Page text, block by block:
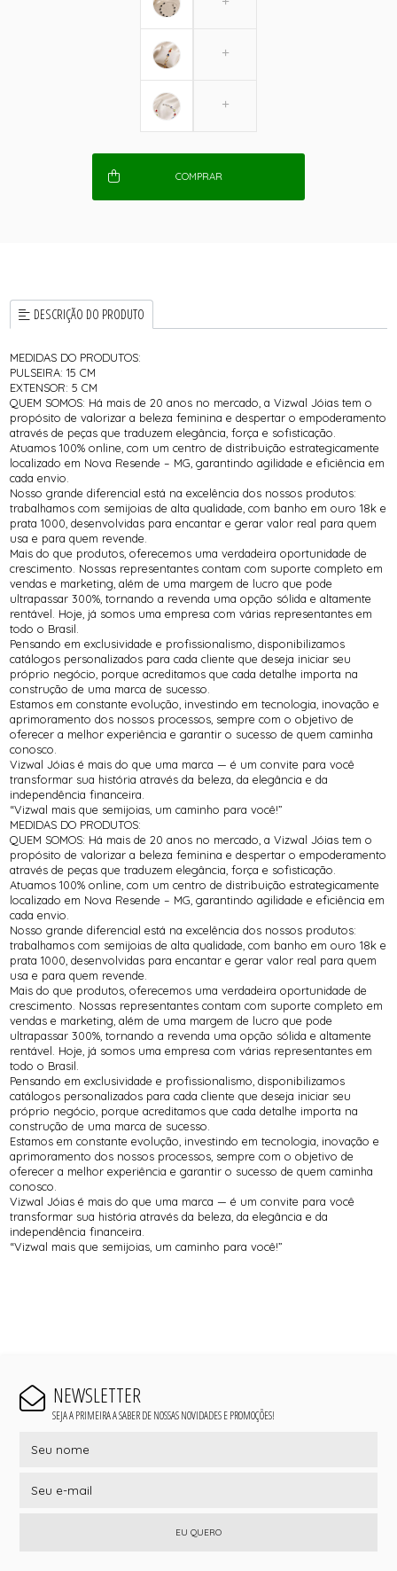
COMPRAR
DESCRIÇÃO DO PRODUTO
MEDIDAS DO PRODUTOS:
PULSEIRA: 15 CM
EXTENSOR: 5 CM
QUEM SOMOS: Há mais de 20 anos no mercado, a Vizwal Jóias tem o
propósito de valorizar a beleza feminina e despertar o empoderamento
através de peças que traduzem elegância, força e sofisticação.
Atuamos 100% online, com um centro de distribuição estrategicamente
localizado em Nova Resende – MG, garantindo agilidade e eficiência em
cada envio.
Nosso grande diferencial está na excelência dos nossos produtos:
trabalhamos com semijoias de alta qualidade, com banho em ouro 18k e
prata 1000, desenvolvidas para encantar e gerar valor real para quem
usa e para quem revende.
Mais do que produtos, oferecemos uma verdadeira oportunidade de
crescimento. Nossas representantes contam com suporte completo em
vendas e marketing, além de uma margem de lucro que pode
ultrapassar 300%, tornando a revenda uma opção sólida e altamente
rentável. Hoje, já somos uma empresa com várias representantes em
todo o Brasil.
Pensando em exclusividade e profissionalismo, disponibilizamos
catálogos personalizados para cada cliente que deseja iniciar seu
próprio negócio, porque acreditamos que cada detalhe importa na
construção de uma marca de sucesso.
Estamos em constante evolução, investindo em tecnologia, inovação e
aprimoramento dos nossos processos, sempre com o objetivo de
oferecer a melhor experiência e garantir o sucesso de quem caminha
conosco.
Vizwal Jóias é mais do que uma marca — é um convite para você
transformar sua história através da beleza, da elegância e da
independência financeira.
“Vizwal mais que semijoias, um caminho para você!”
MEDIDAS DO PRODUTOS:
QUEM SOMOS: Há mais de 20 anos no mercado, a Vizwal Jóias tem o
propósito de valorizar a beleza feminina e despertar o empoderamento
através de peças que traduzem elegância, força e sofisticação.
Atuamos 100% online, com um centro de distribuição estrategicamente
localizado em Nova Resende – MG, garantindo agilidade e eficiência em
cada envio.
Nosso grande diferencial está na excelência dos nossos produtos:
trabalhamos com semijoias de alta qualidade, com banho em ouro 18k e
prata 1000, desenvolvidas para encantar e gerar valor real para quem
usa e para quem revende.
Mais do que produtos, oferecemos uma verdadeira oportunidade de
crescimento. Nossas representantes contam com suporte completo em
vendas e marketing, além de uma margem de lucro que pode
ultrapassar 300%, tornando a revenda uma opção sólida e altamente
rentável. Hoje, já somos uma empresa com várias representantes em
todo o Brasil.
Pensando em exclusividade e profissionalismo, disponibilizamos
catálogos personalizados para cada cliente que deseja iniciar seu
próprio negócio, porque acreditamos que cada detalhe importa na
construção de uma marca de sucesso.
Estamos em constante evolução, investindo em tecnologia, inovação e
aprimoramento dos nossos processos, sempre com o objetivo de
oferecer a melhor experiência e garantir o sucesso de quem caminha
conosco.
Vizwal Jóias é mais do que uma marca — é um convite para você
transformar sua história através da beleza, da elegância e da
independência financeira.
“Vizwal mais que semijoias, um caminho para você!”
NEWSLETTER
SEJA A PRIMEIRA A SABER DE NOSSAS NOVIDADES E PROMOÇÕES!
EU QUERO